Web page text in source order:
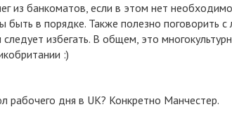
из банкоматов, если в этом нет
быть в порядке. Также полезно поговорить
избегать. В общем, это
:)
рабочего дня в UK? Конкретно Манчестер.